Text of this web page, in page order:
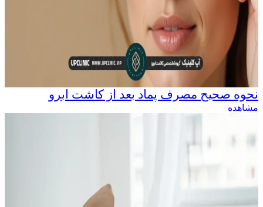
نحوه صحیح مصرف پماد بعد از کاشت ابرو
مشاهده